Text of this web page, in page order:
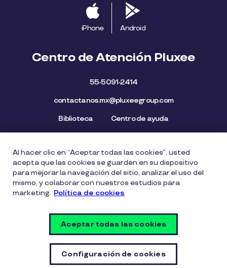
iPhone Android
Centro de Atención Pluxee
55-5091-2414
contactanos.mx@pluxeegroup.com
Biblioteca Centro de ayuda
Mapa del Sitio Aviso de privacidad Política de cookies
Licencia de Uso de Marca Política de Denuncia
Carta Ética Lista de precios
Información
Configuración de cookies
Al hacer clic en “Aceptar todas las cookies”, usted
acepta que las cookies se guarden en su dispositivo
para mejorar la navegación del sitio, analizar el uso del
mismo, y colaborar con nuestros estudios para
marketing. Política de cookies
Configuración de cookies
Aceptar todas las cookies